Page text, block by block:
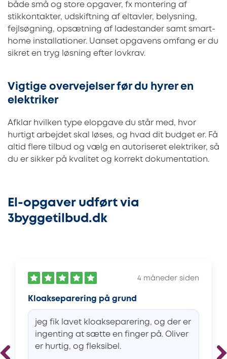
både små og store opgaver, fx montering af
stikkontakter, udskiftning af eltavler, belysning,
fejlsøgning, opsætning af ladestander samt smart-
home installationer. Uanset opgavens omfang er du
sikret en tryg løsning efter lovkrav.
Vigtige overvejelser før du hyrer en
elektriker
Afklar hvilken type elopgave du står med, hvor
hurtigt arbejdet skal løses, og hvad dit budget er. Få
altid flere tilbud og vælg en autoriseret elektriker, så
du er sikker på kvalitet og korrekt dokumentation.
El-opgaver udført via
3byggetilbud.dk
4 måneder siden
Kloakseparering på grund
jeg fik lavet kloakseparering, og der er
ingenting at sætte en finger på. Oliver
er hurtig, og fleksibel.